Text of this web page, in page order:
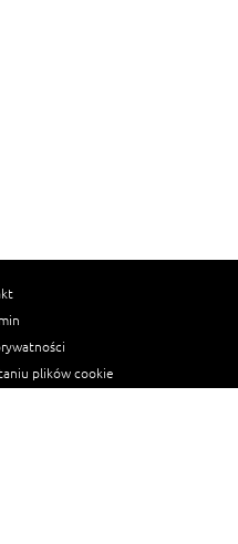
plików cookie